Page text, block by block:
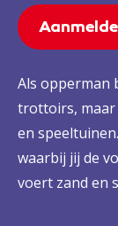
Als opperman
trottoirs,
en
waarbij jij de
voert zand en